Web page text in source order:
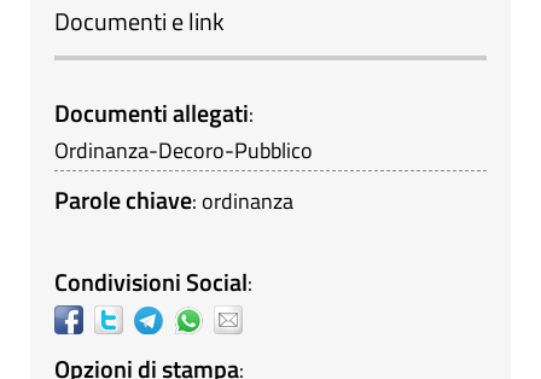
Documenti e link
Documenti allegati:
Ordinanza-Decoro-Pubblico
Parole chiave: ordinanza
Condivisioni Social:
Opzioni di stampa: